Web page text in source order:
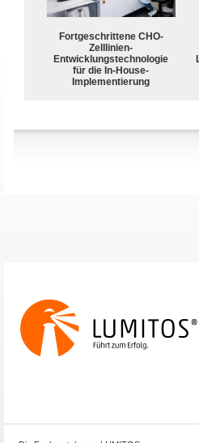
Fortgeschrittene CHO-
Zelllinien-
Entwicklungstechnologie
für die In-House-
Implementierung